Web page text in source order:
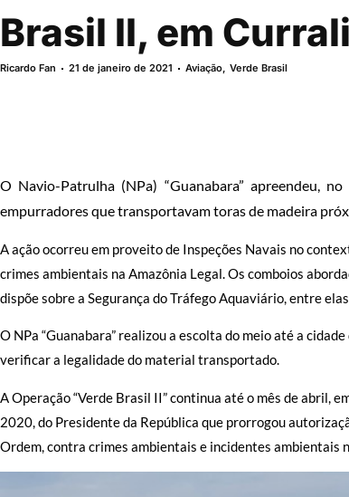
Brasil II, em
Ricardo Fan 21 de janeiro de 2021 Aviação,Verde Brasil
O Navio-Patrulha (NPa) “Guanabara” apreendeu,
empurradores que transportavam toras de madeira
A ação ocorreu em proveito de Inspeções Navais no
crimes ambientais na Amazônia Legal. Os comboios
dispõe sobre a Segurança do Tráfego Aquaviário, entre
O NPa “Guanabara” realizou a escolta do meio até a
verificar a legalidade do material transportado.
A Operação “Verde Brasil II” continua até o mês de abril,
2020, do Presidente da República que prorrogou
Ordem, contra crimes ambientais e incidentes ambientais